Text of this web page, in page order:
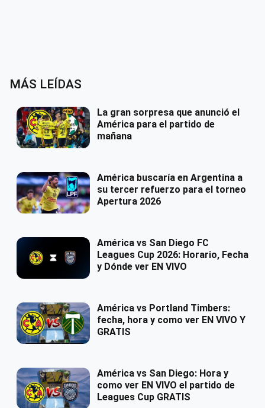
MÁS LEÍDAS
La gran sorpresa que anunció el
América para el partido de
mañana
América buscaría en Argentina a
su tercer refuerzo para el torneo
Apertura 2026
América vs San Diego FC
Leagues Cup 2026: Horario, Fecha
y Dónde ver EN VIVO
América vs Portland Timbers:
fecha, hora y como ver EN VIVO Y
GRATIS
América vs San Diego: Hora y
como ver EN VIVO el partido de
Leagues Cup GRATIS